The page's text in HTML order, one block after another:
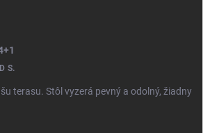
S.
terasu. Stôl vyzerá pevný a odolný, žiadny